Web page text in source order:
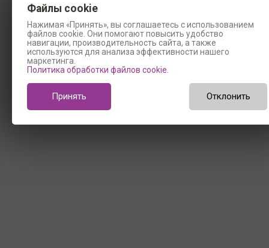
Файлы cookie
Нажимая «Принять», вы соглашаетесь с использованием
файлов cookie. Они помогают повысить удобство
навигации, производительность сайта, а также
используются для анализа эффективности нашего
маркетинга.
Политика обработки файлов cookie
Принять Отклонить